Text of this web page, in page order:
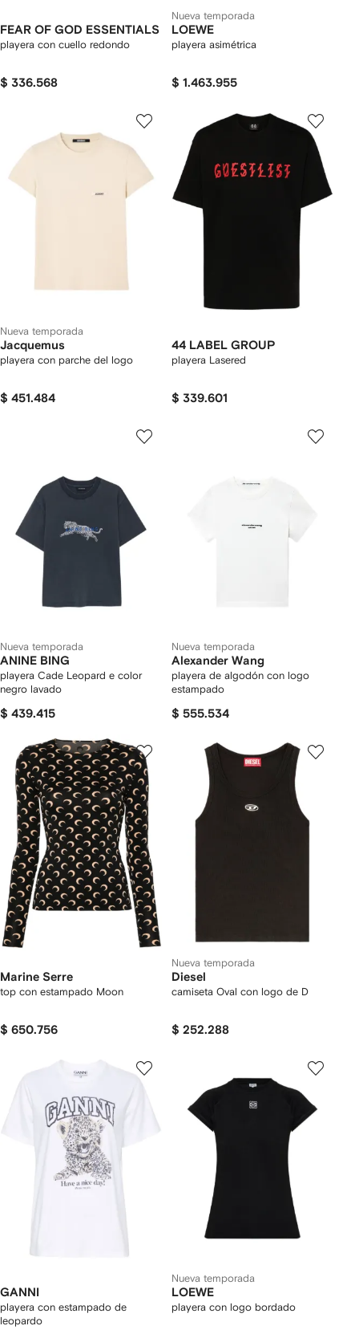
FEAR OF GOD ESSENTIALS
playera con cuello redondo
$ 336.568
Nueva temporada
LOEWE
playera asimétrica
$ 1.463.955
Nueva temporada
Jacquemus
playera con parche del logo
$ 451.484
44 LABEL GROUP
playera Lasered
$ 339.601
Nueva temporada
ANINE BING
playera Cade Leopard e color
negro lavado
$ 439.415
Nueva temporada
Alexander Wang
playera de algodón con logo
estampado
$ 555.534
Marine Serre
top con estampado Moon
$ 650.756
Nueva temporada
Diesel
camiseta Oval con logo de D
$ 252.288
GANNI
playera con estampado de
leopardo
Nueva temporada
LOEWE
playera con logo bordado